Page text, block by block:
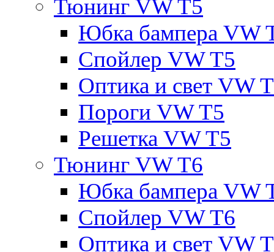
Тюнинг VW T5
Юбка бампера VW
Спойлер VW T5
Оптика и свет VW
Пороги VW T5
Решетка VW T5
Тюнинг VW T6
Юбка бампера VW
Спойлер VW T6
Оптика и свет VW